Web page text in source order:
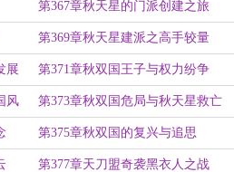
第367章秋天星的门派创建之旅
第369章秋天星建派之高手较量
展 第371章秋双国王子与权力纷争
风 第373章秋双国危局与秋天星救亡
第375章秋双国的复兴与追思
第377章天刀盟奇袭黑衣人之战